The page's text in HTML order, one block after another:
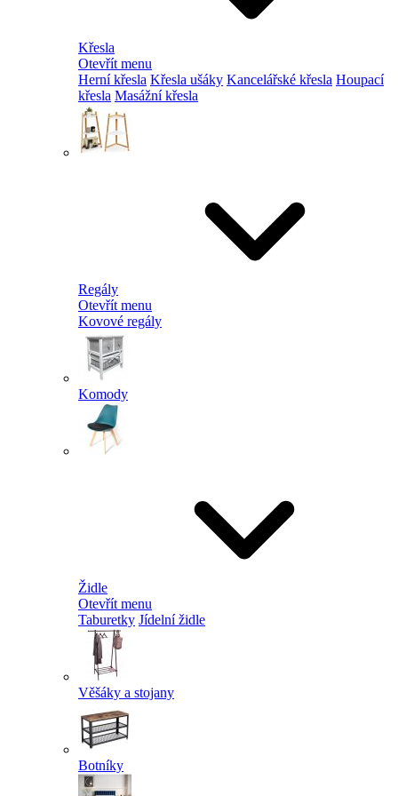
Křesla
Otevřít menu
Herní křesla Křesla ušáky Kancelářské křesla Houpací
křesla Masážní křesla
Regály
Otevřít menu
Kovové regály
Komody
Židle
Otevřít menu
Taburetky Jídelní židle
Věšáky a stojany
Botníky